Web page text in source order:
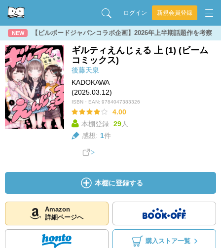
ログイン 新規会員登録
NEW 【ビルボードジャパンコラボ企画】2026年上半期話題作を考察
ギルティえんじぇる 上 (1) (ビーム
コミックス)
後藤天泉
KADOKAWA
(2025.03.12)
ISBN・EAN: 9784047383326
4.00
本棚登録: 29人
感想: 1件
本棚に登録する
Amazon
詳細ページへ
購入ストア一覧